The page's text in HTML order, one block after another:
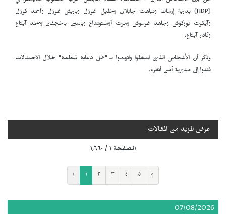
(
HDP) بدرية إرماك ونباهت جابلان وخليل غوزل وباريش غوزل وأحمد كوزل
وآيكوت بوزكوش وجاهد غوموش ومرت أوستونداغ وياسين باخجفان وصمد آيتاغ
وقادر آيتاغ.
وذكر أن الأشخاص الذين اعتقلوا واتهموا بـ "عمل دعاية لمنظمة" خلال الاحتفالات
نُقلوا إلى مديرية أمن أنقرة.
عرض المزيد من المقالات
الصفحة ١ / ١٬٦٦٠
‹ ١ ٢ ٣ ٤ ٥ ›
07/08/2026